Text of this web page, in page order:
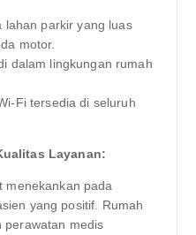
lahan parkir yang luas
motor.
dalam lingkungan rumah
Fi tersedia di seluruh
Layanan:
menekankan pada
yang positif. Rumah
perawatan medis